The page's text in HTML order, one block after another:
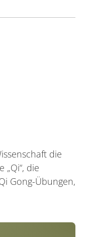
die
die
Gong-Übungen,